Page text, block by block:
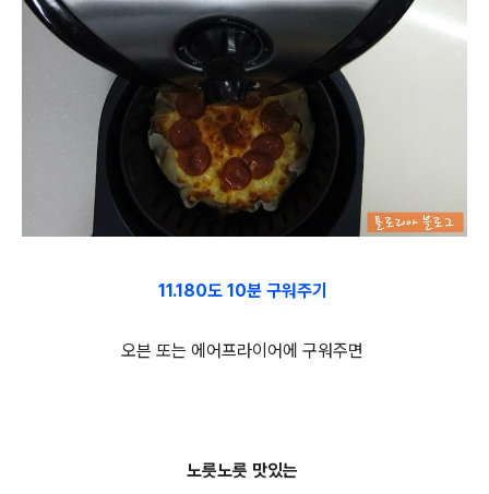
11.180도 10분 구워주기
오븐 또는 에어프라이어에 구워주면
노릇노릇 맛있는